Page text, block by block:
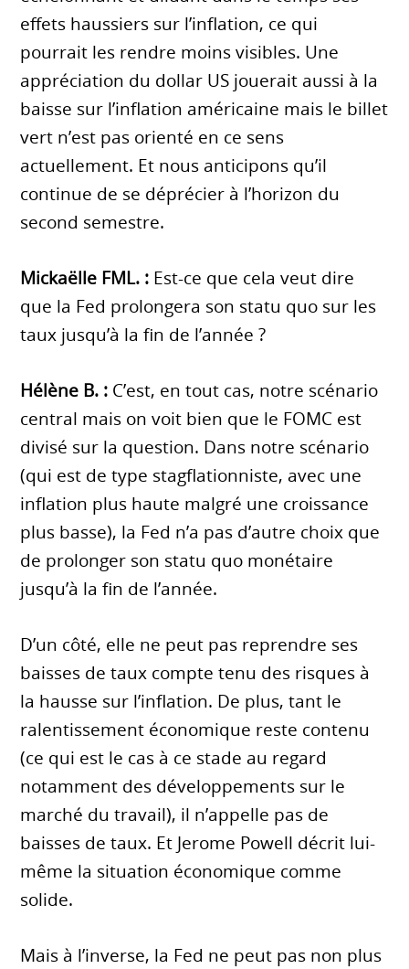
effets haussiers sur l’inflation, ce qui
pourrait les rendre moins visibles. Une
appréciation du dollar US jouerait aussi à la
baisse sur l’inflation américaine mais le billet
vert n’est pas orienté en ce sens
actuellement. Et nous anticipons qu’il
continue de se déprécier à l’horizon du
second semestre.
Mickaëlle FML. : Est-ce que cela veut dire
que la Fed prolongera son statu quo sur les
taux jusqu’à la fin de l’année ?
Hélène B. : C’est, en tout cas, notre scénario
central mais on voit bien que le FOMC est
divisé sur la question. Dans notre scénario
(qui est de type stagflationniste, avec une
inflation plus haute malgré une croissance
plus basse), la Fed n’a pas d’autre choix que
de prolonger son statu quo monétaire
jusqu’à la fin de l’année.
D’un côté, elle ne peut pas reprendre ses
baisses de taux compte tenu des risques à
la hausse sur l’inflation. De plus, tant le
ralentissement économique reste contenu
(ce qui est le cas à ce stade au regard
notamment des développements sur le
marché du travail), il n’appelle pas de
baisses de taux. Et Jerome Powell décrit lui-
même la situation économique comme
solide.
Mais à l’inverse, la Fed ne peut pas non plus